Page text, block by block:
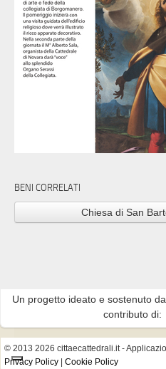
BENI CORRELATI
Chiesa di San
Un progetto ideato e sostenuto
contributo di:
© 2013 2026 cittaecattedrali.it-
Privacy Policy | Cookie Policy